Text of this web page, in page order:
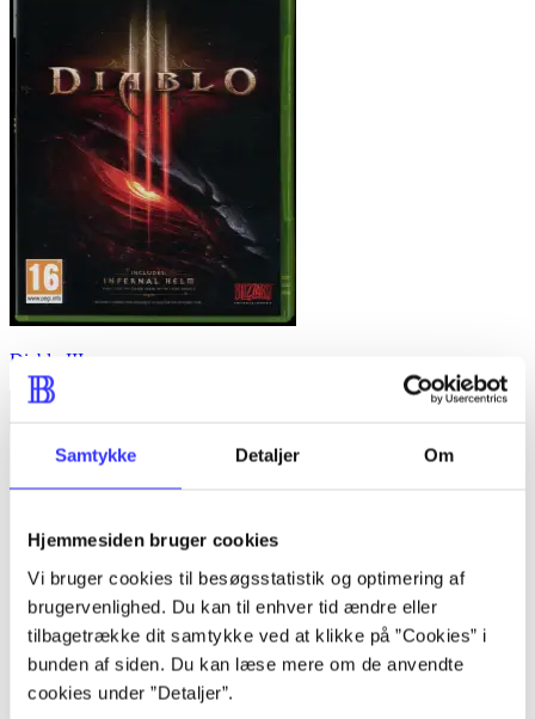
Samtykke Detaljer Om
Hjemmesiden bruger cookies
Vi bruger cookies til besøgsstatistik og optimering af
brugervenlighed. Du kan til enhver tid ændre eller
tilbagetrække dit samtykke ved at klikke på ”Cookies” i
bunden af siden. Du kan læse mere om de anvendte
cookies under ”Detaljer”.
Diablo III